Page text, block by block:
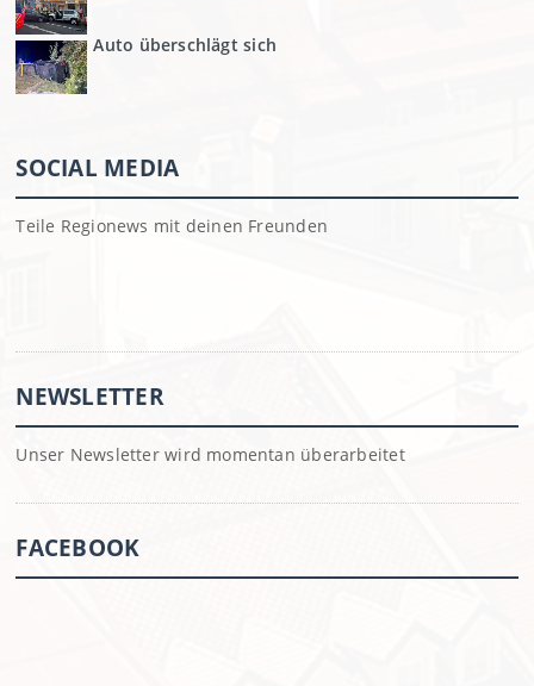
Auto überschlägt sich
SOCIAL MEDIA
Teile Regionews mit deinen Freunden
NEWSLETTER
Unser Newsletter wird momentan überarbeitet
FACEBOOK